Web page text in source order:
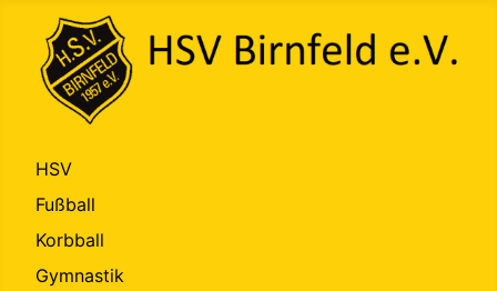
HSV
Fußball
Korbball
Gymnastik